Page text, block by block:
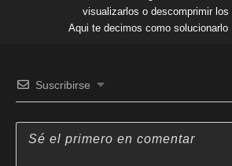
visualizarlos o descomprimir los
Aqui te decimos como solucionarlo
Suscribirse